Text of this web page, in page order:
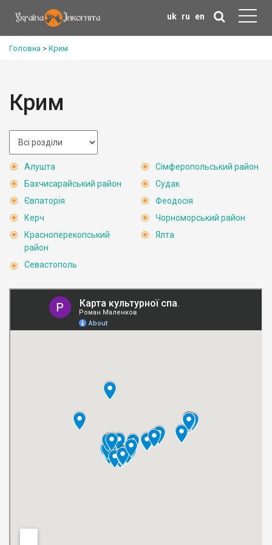
uk ru en
Головна > Крим
Крим
Алушта
Бахчисарайський район
Євпаторія
Керч
Красноперекопський
район
Севастополь
Сімферопольський район
Судак
Феодосія
Чорноморський район
Ялта